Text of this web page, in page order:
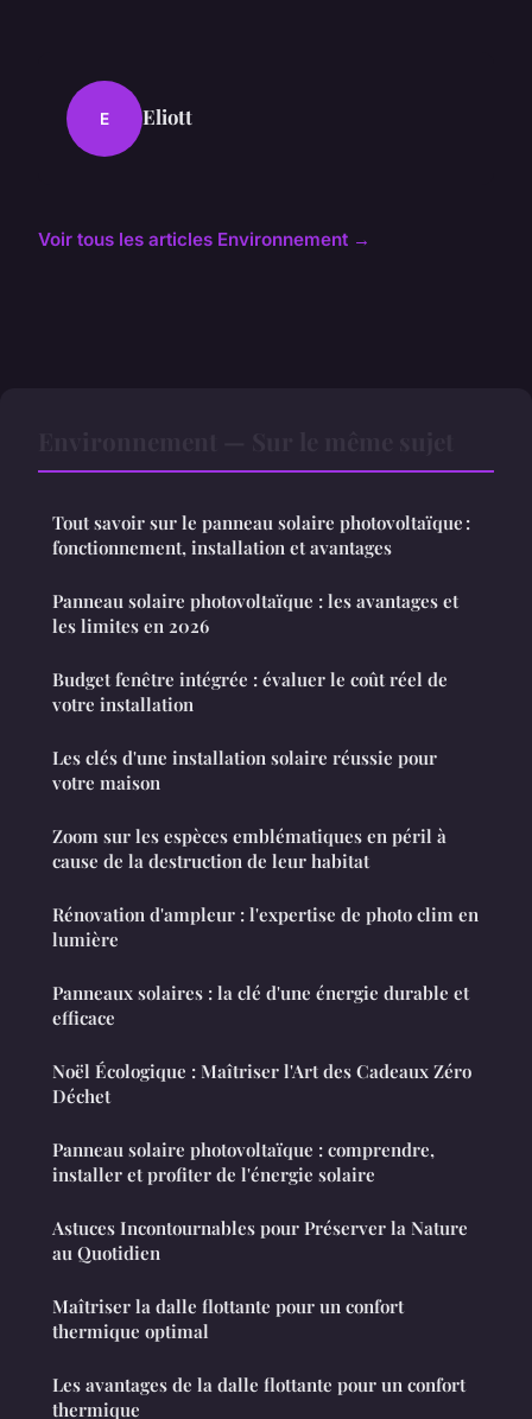
E Eliott
Voir tous les articles Environnement →
Tout savoir sur le panneau solaire photovoltaïque :
fonctionnement, installation et avantages
Panneau solaire photovoltaïque : les avantages et
les limites en 2026
Budget fenêtre intégrée : évaluer le coût réel de
votre installation
Les clés d'une installation solaire réussie pour
votre maison
Zoom sur les espèces emblématiques en péril à
cause de la destruction de leur habitat
Rénovation d'ampleur : l'expertise de photo clim en
lumière
Panneaux solaires : la clé d'une énergie durable et
efficace
Noël Écologique : Maîtriser l'Art des Cadeaux Zéro
Déchet
Panneau solaire photovoltaïque : comprendre,
installer et profiter de l'énergie solaire
Astuces Incontournables pour Préserver la Nature
au Quotidien
Maîtriser la dalle flottante pour un confort
thermique optimal
Les avantages de la dalle flottante pour un confort
thermique